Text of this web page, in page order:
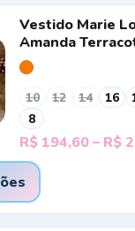
Vestido Marie
Amanda
10 12 14 16
8
R$ 194,60– R$